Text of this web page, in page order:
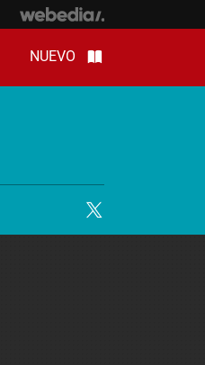
NUEVO